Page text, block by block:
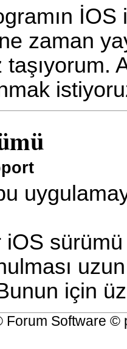
İOS
zaman
için
Forum Software ©